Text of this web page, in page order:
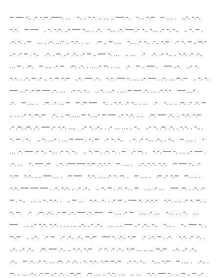
– — -.. .- -.– .—-. … -.. . -.-. .. … .. — -. -… -.– – …. . ..-. -.-.
-.-. – — . -. -.-. ..- — -… . .-. -… .-. — .- -.. -… .- -. -.. .. -. – .
.-. -. . – … . .-. …- .. -.-. . … .– .. – …. -… .- -.. .-.. -.– .- -. – .. –.-
..- .- – . -.. .-. . –. ..- .-.. .- – .. — -. … .. … .- .-. .- -.. .. -.-. .- .-..
… – . .–. – …. .- – .–. .-. . … .- –. . … .- – .. — . — ..-. ..- -.
-.-. . .-. – .- .. -. – -.– ..-. — .-. -.-. — -. … ..- — . .-. … –..– .. -. -.
— …- .- – — .-. … .- -. -.. .. -. …- . … – — .-. … .-.-.- — …- .
.-. – …. . .–. .- … – – .– — -.. . -.-. .- -.. . … .- -… .. .–. .- .-. –
.. … .- -. –..– .-.. .. –. …. – -….- – — ..- -.-. …. .–. — .-.. .. -.-. -.–
.- .–. .–. .-. — .- -.-. …. ..- -. .-.. . .- … …. . -.. ..- -. .–. .-. . -.-. . -.. .
-. – . -.. .. -. …- . … – — . -. – .- -. -.. . -. .- -… .-.. . -.. – …. . -
… .-. — .- -.. -… .- -. -.. .. -. – . .-. -. . – .- –. . -.-. — -. … ..- — .
.-. … -. — .– . -. .— — -.– .-.-.- – …. . ..-. -.-. -.-. – — -.. .-
-.– -.-. …. — … . – — -.-. …. .- -. –. . – …. . .– .- -.– – …. .
-.-. — — — . .-. -.-. .. .- .-.. .. -. – . .-. -. . – …. .- … — .–. . .-. .-
– . -.. … .. -. -.-. . .. – … -.-. .-. . .- – .. — -. .-.-.- -.-. …. .- -. –. ..
-. –. .- .–. .-.. .- – ..-. — .-. — – …. .- – …. .- … -… . . -. …
— … ..- -.-. -.-. . … … ..-. ..- .-.. … …. — ..- .-.. -.. -… . -.. — -. .
–..– .. ..-. .- – .- .-.. .-.. –..– — -. .-.. -.– .- ..-. – . .-. -.-. .- .-. .
..-. ..- .-.. .–. — .-.. .. -.-. -.– .- -. .- .-.. -.– … .. … –..– ..-. ..- .-..
.-.. – .-. .- -. … .–. .- .-. . -. -.-. -.– –..– .- -. -.. -… -.– – …. . .-.. .
–. .. … .-.. .- – ..- .-. . –..– .– …. .. -.-. …. .. … -.-. — -. … – .. – ..-